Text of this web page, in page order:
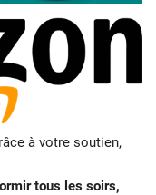
à votre soutien,
tous les soirs,